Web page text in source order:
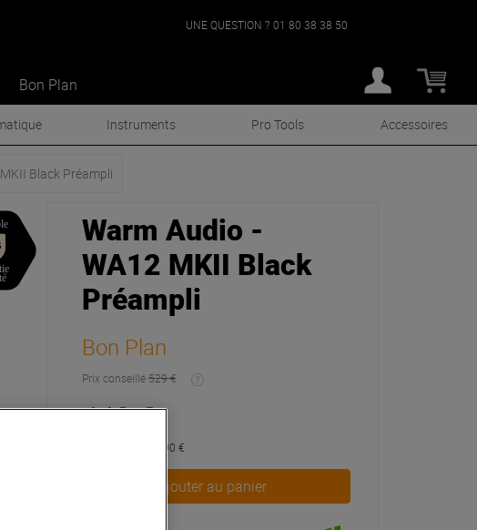
Bon Plan
UNE QUESTION ? 01 80 38 38 50
Instruments Pro Tools Accessoires
Black Préampli
Warm Audio -
WA12 MKII Black
Préampli
Bon Plan
Prix conseillé 529 €
443 €
dont éco-part : 0,90 €
Ajouter au panier